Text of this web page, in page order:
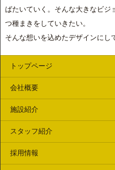
ばたいていく。そんな大きなビジ
つ種まきをしていきたい。
そんな想いを込めたデザインにし
トップページ
会社概要
施設紹介
スタッフ紹介
採用情報